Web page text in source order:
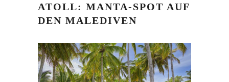
ATOLL: MANTA-SPOT AUF
DEN MALEDIVEN